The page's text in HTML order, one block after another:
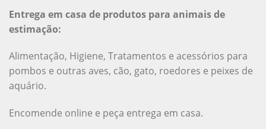
Entrega em casa de produtos para animais de
estimação:
Alimentação, Higiene, Tratamentos e acessórios para
pombos e outras aves, cão, gato, roedores e peixes de
aquário.
Encomende online e peça entrega em casa.